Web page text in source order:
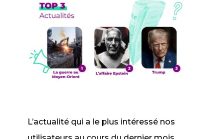
L’actualité qui a le plus intéressé nos